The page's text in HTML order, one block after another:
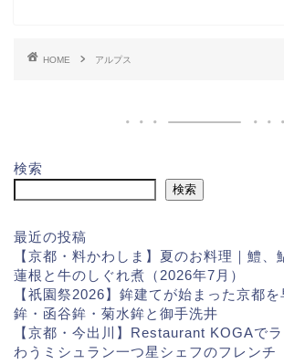
HOME アルプス
検索
検索
最近の投稿
【京都・料かわしま】夏のお料理｜鱧、
蓮根と牛のしぐれ煮（2026年7月）
【祇園祭2026】鉾建てが始まった京都
鉾・函谷鉾・菊水鉾と御手洗井
【京都・今出川】Restaurant KOGAで
わうミシュラン一つ星シェフのフレンチ